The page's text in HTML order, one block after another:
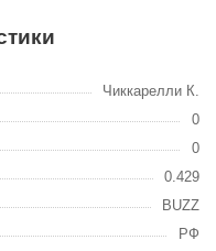
Чиккарелли К.
0
0
0.429
BUZZ
РФ